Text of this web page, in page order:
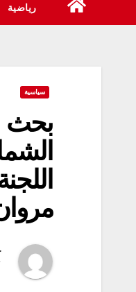
رياضية
سياسية
بحث